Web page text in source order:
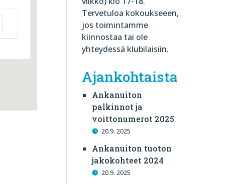
Tervetuloa kokoukseeen,
jos toimintamme
kiinnostaa tai ole
yhteydessä klubilaisiin.
Ajankohtaista
Ankanuiton
palkinnot ja
voittonumerot 2025
20.9. 2025
Ankanuiton tuoton
jakokohteet 2024
20.9. 2025